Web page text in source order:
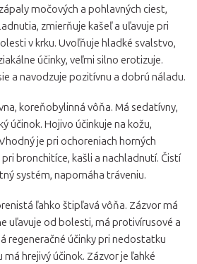
močových a pohlavných ciest,
zmierňuje kašeľ a uľavuje pri
v krku. Uvoľňuje hladké svalstvo,
účinky, veľmi silno erotizuje.
a navodzuje pozitívnu a dobrú náladu.
koreňobylinná vôňa. Má sedatívny,
účinok. Hojivo účinkuje na kožu,
je pri ochoreniach horných
bronchitíce, kašli a nachladnutí. Čistí
systém, napomáha tráveniu.
ľahko štipľavá vôňa. Zázvor má
uľavuje od bolesti, má protivírusové a
regeneračné účinky pri nedostatku
hrejivý účinok. Zázvor je ľahké